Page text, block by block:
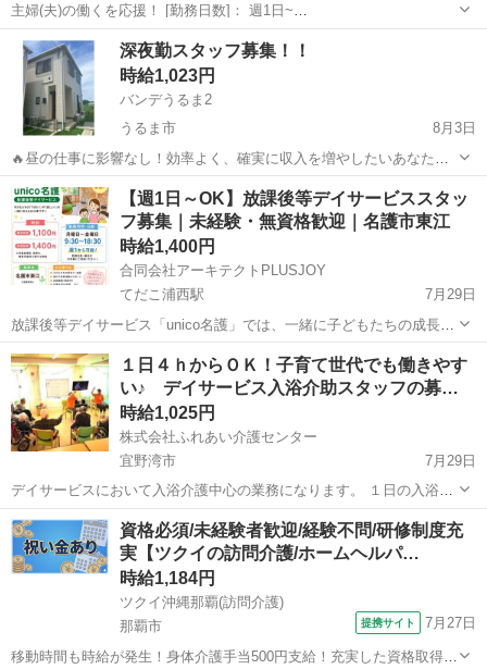
主婦(夫)の働くを応援！ [勤務日数]： 週1日~
10:00~16:00/09:00~15:00/08:00~12:00/09:00~17:00/10:00~18:00 月/
火/水/木/金/土/日 などから選べます [...
沖縄 沖縄市 ケアマネージャー
深夜勤スタッフ募集！！
時給1,023円
バンデうるま2
うるま市
8月3日
🔥昼の仕事に影響なし！効率よく、確実に収入を増やしたいあなたの
ための理想の副業！ 「もっと収入を増やしたいけれど、昼間の仕事で
体力を消耗したくない」「週末は休みたい」— そんな、賢く稼ぎたい
Wワーカーに朗報です。 ...
沖縄 うるま市 その他 スタッフ
【週1日～OK】放課後等デイサービススタッ
フ募集｜未経験・無資格歓迎｜名護市東江
時給1,400円
合同会社アーキテクトPLUSJOY
てだこ浦西駅
7月29日
放課後等デイサービス「unico名護」では、一緒に子どもたちの成長を
サポートしてくださるスタッフを募集しています！ 子どもが好きな
方、福祉の仕事に興味がある方、大歓迎です。 【勤務地】 沖縄県名護
市東江 【勤務時間】 ...
沖縄 名護市 てだこ浦西駅 その他
１日４ｈからＯＫ！子育て世代でも働きやす
い♪ デイサービス入浴介助スタッフの募…
時給1,025円
株式会社ふれあい介護センター
宜野湾市
7月29日
デイサービスにおいて入浴介護中心の業務になります。 １日の入浴介
助者は１２名程度で、２～３名のスタッフで介助を 行います。 中重度
者の方が多い為、車いすからの移乗介助、一般浴、 シャワーキャリー
浴、ストレッチ...
沖縄 宜野湾市 福祉
資格必須/未経験者歓迎/経験不問/研修制度充
実【ツクイの訪問介護/ホームヘルパ…
時給1,184円
ツクイ沖縄那覇(訪問介護)
那覇市
提携サイト 7月27日
移動時間も時給が発生！身体介護手当500円支給！充実した資格取得支